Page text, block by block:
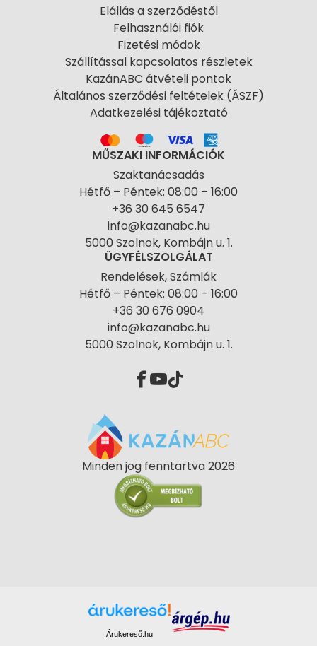
Elállás a szerződéstől
Felhasználói fiók
Fizetési módok
Szállítással kapcsolatos részletek
KazánABC átvételi pontok
Általános szerződési feltételek (ÁSZF)
Adatkezelési tájékoztató
MŰSZAKI INFORMÁCIÓK
Szaktanácsadás
Hétfő – Péntek: 08:00 – 16:00
+36 30 645 6547
info@kazanabc.hu
5000 Szolnok, Kombájn u. 1.
ÜGYFÉLSZOLGÁLAT
Rendelések, Számlák
Hétfő – Péntek: 08:00 – 16:00
+36 30 676 0904
info@kazanabc.hu
5000 Szolnok, Kombájn u. 1.
Minden jog fenntartva 2026
Árukereső.hu